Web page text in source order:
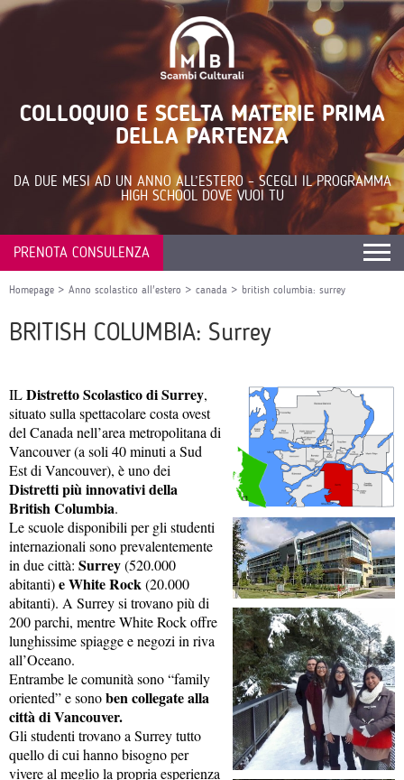
COLLOQUIO E SCELTA MATERIE PRIMA
DELLA PARTENZA
DA DUE MESI AD UN ANNO ALL’ESTERO – SCEGLI IL PROGRAMMA
HIGH SCHOOL DOVE VUOI TU
PRENOTA CONSULENZA
Homepage > Anno scolastico all'estero > canada > british columbia: surrey
BRITISH COLUMBIA: Surrey
ILDistretto Scolastico di Surrey,
situato sulla spettacolare costa ovest
del Canada nell’area metropolitana di
Vancouver (a soli 40 minuti a Sud
Est di Vancouver), è uno dei
Distretti più innovativi della
British Columbia.
Le scuole disponibili per gli studenti
internazionali sono prevalentemente
in due città: Surrey(520.000
abitanti)e White Rock(20.000
abitanti). A Surrey si trovano più di
200 parchi, mentre White Rock offre
lunghissime spiagge e negozi in riva
all’Oceano.
Entrambe le comunità sono “family
oriented” e sonoben collegate alla
città di Vancouver.
Gli studenti trovano a Surrey tutto
quello di cui hanno bisogno per
vivere al meglio la propria esperienza